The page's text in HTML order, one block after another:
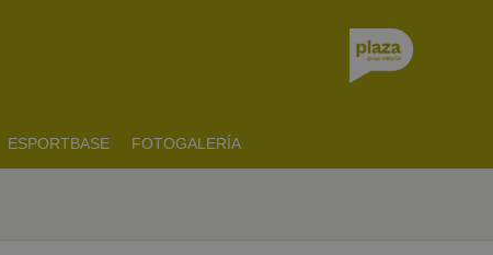
ESPORTBASE FOTOGALERÍA